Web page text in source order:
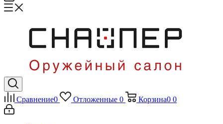
Сравнение0 Отложенные 0 Корзина0 0